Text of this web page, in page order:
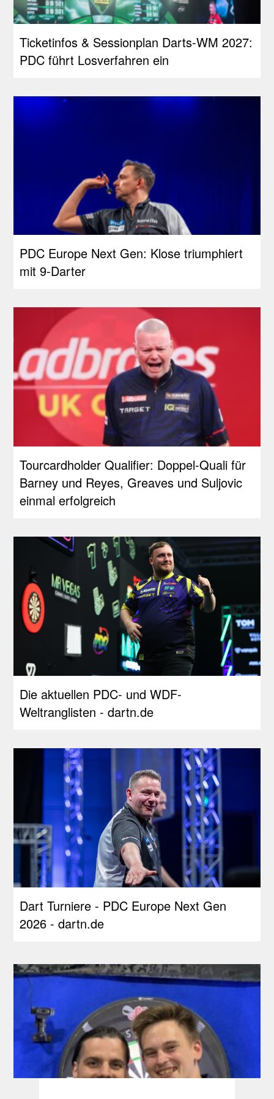
Ticketinfos & Sessionplan Darts-WM 2027:
PDC führt Losverfahren ein
PDC Europe Next Gen: Klose triumphiert
mit 9-Darter
Tourcardholder Qualifier: Doppel-Quali für
Barney und Reyes, Greaves und Suljovic
einmal erfolgreich
Die aktuellen PDC- und WDF-
Weltranglisten - dartn.de
Dart Turniere - PDC Europe Next Gen
2026 - dartn.de